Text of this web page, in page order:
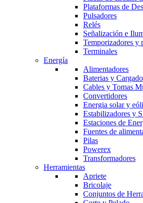
Plataformas de
Pulsadores
Relés
Señalización e
Temporizadores y
Terminales
Energía
Alimentadores
Baterias y
Cables y Tomas
Convertidores
Energia solar y
Estabilizadores y
Estaciones de
Fuentes de
Pilas
Powerex
Transformadores
Herramientas
Apriete
Bricolaje
Conjuntos de